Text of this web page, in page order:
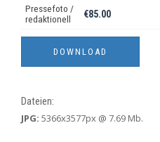
Pressefoto /
redaktionell
€85.00
Dateien:
JPG: 5366x3577px @ 7.69 Mb.